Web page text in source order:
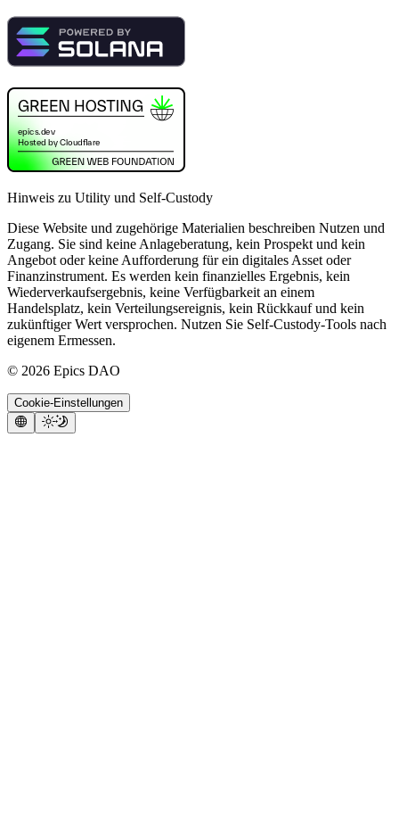
Hinweis zu Utility und Self-Custody
Diese Website und zugehörige Materialien beschreiben Nutzen und
Zugang. Sie sind keine Anlageberatung, kein Prospekt und kein
Angebot oder keine Aufforderung für ein digitales Asset oder
Finanzinstrument. Es werden kein finanzielles Ergebnis, kein
Wiederverkaufsergebnis, keine Verfügbarkeit an einem
Handelsplatz, kein Verteilungsereignis, kein Rückkauf und kein
zukünftiger Wert versprochen. Nutzen Sie Self-Custody-Tools nach
eigenem Ermessen.
© 2026 Epics DAO
Cookie-Einstellungen